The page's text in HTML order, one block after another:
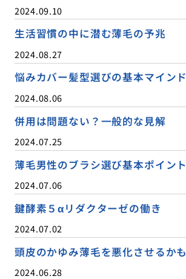
2024.09.10
生活習慣の中に潜む薄毛の予兆
2024.08.27
悩みカバー髪型選びの基本マインド
2024.08.06
併用は問題ない？一般的な見解
2024.07.25
薄毛男性のブラシ選び基本ポイント
2024.07.06
鍵酵素５αリダクターゼの働き
2024.07.02
頭皮のかゆみ薄毛を悪化させるかも
2024.06.28